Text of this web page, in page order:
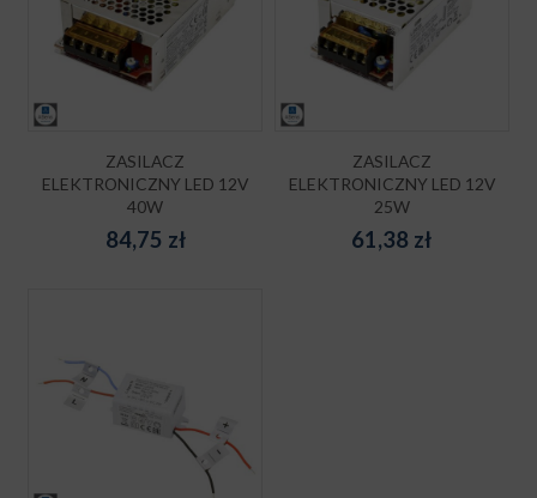
ZASILACZ
ELEKTRONICZNY LED 12V
40W
84,75 zł
ZASILACZ
ELEKTRONICZNY LED 12V
25W
61,38 zł